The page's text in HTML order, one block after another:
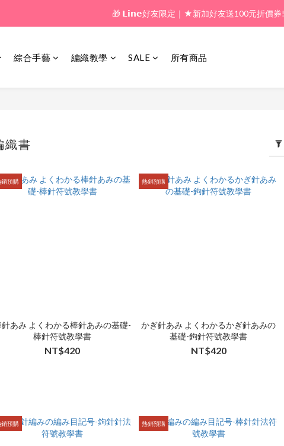
🎁 新好友購物金｜★加入新會員領券送100元!
🎁 𝗟𝗶𝗻𝗲好友限定｜★新加好友送100元折價券!
綜合手藝 編織教學 SALE 所有商品
織書
銷預購
針あみ よくわかる棒針あみの基礎-
棒針符號教學書
NT$420
熱銷預購
かぎ針あみ よくわかるかぎ針あみの
基礎-鉤針符號教學書
NT$420
銷預購 熱銷預購